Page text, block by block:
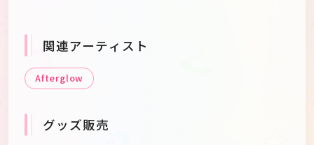
関連アーティスト
Afterglow
グッズ販売